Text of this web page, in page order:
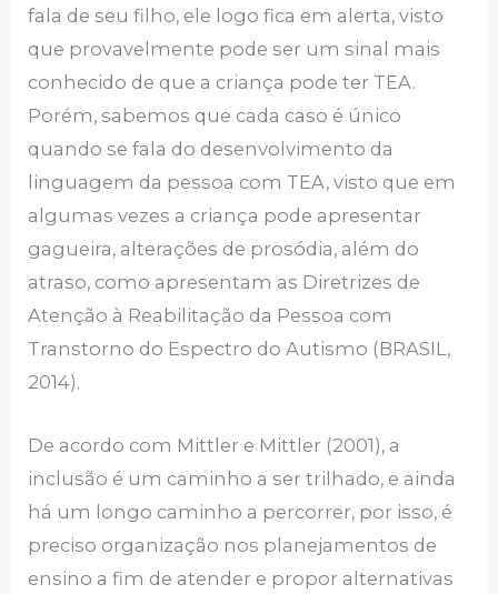
fala de seu filho, ele logo fica em alerta, visto
que provavelmente pode ser um sinal mais
conhecido de que a criança pode ter TEA.
Porém, sabemos que cada caso é único
quando se fala do desenvolvimento da
linguagem da pessoa com TEA, visto que em
algumas vezes a criança pode apresentar
gagueira, alterações de prosódia, além do
atraso, como apresentam as Diretrizes de
Atenção à Reabilitação da Pessoa com
Transtorno do Espectro do Autismo (BRASIL,
2014).
De acordo com Mittler e Mittler (2001), a
inclusão é um caminho a ser trilhado, e ainda
há um longo caminho a percorrer, por isso, é
preciso organização nos planejamentos de
ensino a fim de atender e propor alternativas